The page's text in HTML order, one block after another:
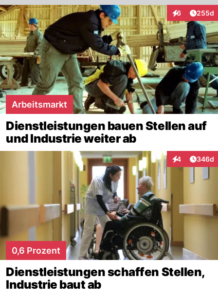
6
Interaktionen
255d
Arbeitsmarkt
Dienstleistungen bauen Stellen auf
und Industrie weiter ab
4
Interaktionen
346d
0,6 Prozent
Dienstleistungen schaffen Stellen,
Industrie baut ab